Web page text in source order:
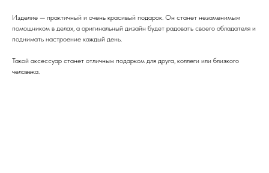
Изделие — практичный и очень красивый подарок. Он станет незаменимым
помощником в делах, а оригинальный дизайн будет радовать своего обладателя и
поднимать настроение каждый день.
Такой аксессуар станет отличным подарком для друга, коллеги или близкого
человека.